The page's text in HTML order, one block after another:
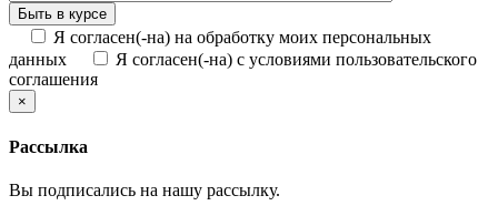
Я согласен(-на) на обработку моих персональных
данных
Я согласен(-на) с условиями пользовательского
соглашения
×
Рассылка
Вы подписались на нашу рассылку.